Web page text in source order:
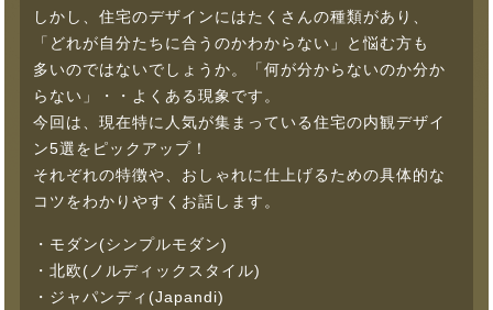
しかし、住宅のデザインにはたくさんの種類があり、
「どれが自分たちに合うのかわからない」と悩む方も
多いのではないでしょうか。「何が分からないのか分か
らない」・・よくある現象です。
今回は、現在特に人気が集まっている住宅の内観デザイ
ン5選をピックアップ！
それぞれの特徴や、おしゃれに仕上げるための具体的な
コツをわかりやすくお話します。
・モダン(シンプルモダン)
・北欧(ノルディックスタイル)
・ジャパンディ(Japandi)